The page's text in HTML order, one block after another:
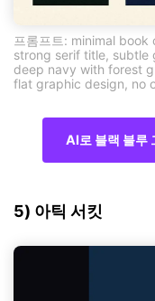
프롬프트: minimal
strong serif title, subtle
deep navy with forest
flat graphic design, no
AI로 블랙 블루
5) 아틱 서킷